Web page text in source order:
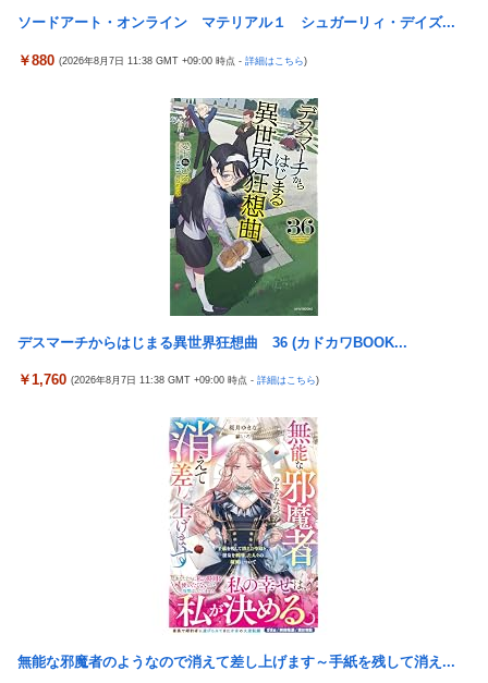
ました。肝臓に転移も見られてステージ4です」
New!
【速報】とある魔術の禁書目録、最新刊でヒロイン戦争決
【画像】 AI「写真の背景削除？ガンプラの箱追加しといて
【悲報】 ピカチュウが大量に半額
海外「全部日本の真似だったのか…」 日本の普通のテレビ
番組が最新SNSの数十年先を行っていたと話題に
羽田ニアミス搭乗の中国人「補償も見舞いもない」中国ネ
ット「いや要らんやろ」
【画像】お前らこの超美人容疑者が、整形か否か判定し
て！！→画像がこちらw w w w w w w w w w
New!
パチンコ配信者さん、ミスでSEEDをパンクさせてしま
投資家ワイ、スマホポチッとするだけで大金を稼いでしま
積水ハウス「地面師に55億円騙し取られた…」ワイ「はえ
ーかわいそう…会社滅茶苦茶やろなぁ」
ロッテ毛利海大、vs西武0.92 vsその他7.41
北原ももがでかい
【新台】山佐「スマスロゼーガペインETR」販売告知にて
筐体公開来たぞ！次世代ゼーガシステム起動！！！
New!
中国人22人がタイの空港で搭乗拒否される、警備員が「つ
台を休ませなかったら爆連したっていう思考にはならないの？
ドンキのうなぎ食べた14人が食中毒…3歳児から75歳まで被害
「日本放送協会です」と名乗る男にドアを開けたら地獄…テレビ
もないのに居座り脅迫してきたNHK集金人を警察に通報して黙ら
せた←警察官の神対応に感謝しかない
参政党・神谷代表、高市政権の食料品減税を「天下の愚策」と一
【画像】 JKさん、日本最大級の”水かけ祭り”フェスでおっ〇ぱ
【画像】 『バニーガーデン』のフィギュア、マン肉が見えてしま
【NBA】エンビードが新シーズンに向けての好調ぶりを披露 な
お足の状態の方を心配されてしまう
海外「さすが日本！」日本の医療従事者の倫理観の高さに海外が
「Sゴーゴージャグラー4KT（北電子）」「Lライザのアトリエ
KD（北電子）」が検定通過
職場の人妻と不倫をして、ついに、、、
ソードアート・オンライン マテリアル１ シュガーリィ・デイズ...
￥880 (2026年8月7日 11:38 GMT +09:00 時点 - 詳細はこちら)
デスマーチからはじまる異世界狂想曲 36 (カドカワBOOK...
￥1,760 (2026年8月7日 11:38 GMT +09:00 時点 - 詳細はこちら)
無能な邪魔者のようなので消えて差し上げます～手紙を残して消え...